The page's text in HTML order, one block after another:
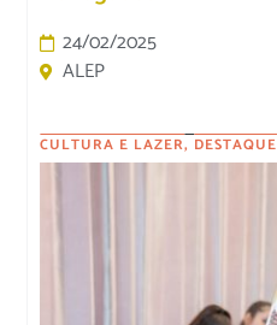
24/02/2025
ALEP
CULTURA E LAZER, DESTAQUE